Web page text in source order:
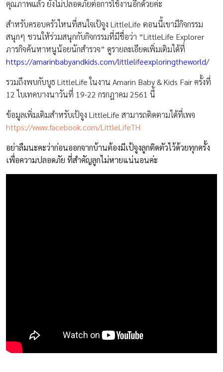
คุณภาพแล้ว ยังไม่ปลอดภัยต่อการใช้งานอีกด้วยค่ะ
สำหรับครอบครัวไหนที่สนใจเป้จูง LittleLife ตอนนี้เขามีกิจกรรม
สนุกๆ ชวนให้ร่วมสนุกกับกิจกรรมที่มีชื่อว่า “LittleLife Explorer
ภารกิจค้นหาหนูน้อยนักสำรวจ” ดูรายละเอียดเพิ่มเติมได้ที่
https://amarinbabyandkids.com/littlelifeexploringtheworld/
รวมถึงพบกับบูธ LittleLife ในงาน Amarin Baby & Kids Fair ครั้งที่
12 ไบเทคบางนาวันที่ 19-22 กรกฎาคม 2561 นี้
ข้อมูลเพิ่มเติมสำหรับเป้จูง LittleLife สามารถติดตามได้ที่เพจ
https://www.facebook.com/LittleLifeTH
อย่าลืมนะคะว่าก่อนออกจากบ้านต้องมีเป้จูงลูกติดตัวไว้ด้วยทุกครั้ง
เพื่อความปลอดภัย ที่สำคัญลูกไม่หายแน่นอนค่ะ